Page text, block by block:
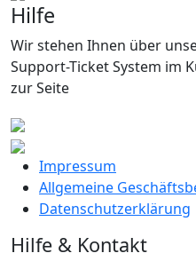
Hilfe
Wir stehen Ihnen über
Support-Ticket System im
zur Seite
Impressum
Allgemeine
Datenschutzerklärung
Hilfe & Kontakt